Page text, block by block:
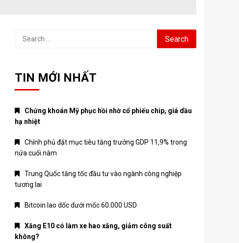
Search
TIN MỚI NHẤT
Chứng khoán Mỹ phục hồi nhờ cổ phiếu chip, giá dầu
hạ nhiệt
Chính phủ đặt mục tiêu tăng trưởng GDP 11,9% trong
nửa cuối năm
Trung Quốc tăng tốc đầu tư vào ngành công nghiệp
tương lai
Bitcoin lao dốc dưới mốc 60.000 USD
Xăng E10 có làm xe hao xăng, giảm công suất
không?